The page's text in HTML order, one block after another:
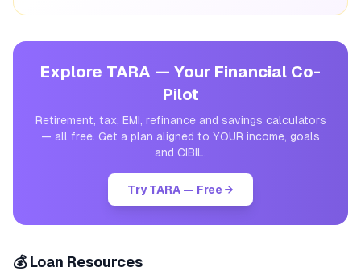
Explore TARA — Your Financial Co-
Pilot
Retirement, tax, EMI, refinance and savings calculators
— all free. Get a plan aligned to YOUR income, goals
and CIBIL.
Try TARA — Free →
💰 Loan Resources